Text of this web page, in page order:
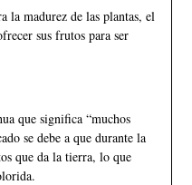
la madurez de las plantas, el
sus frutos para ser
que significa “muchos
se debe a que durante la
que da la tierra, lo que